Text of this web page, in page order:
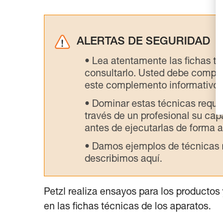
ALERTAS DE SEGURIDAD
Lea atentamente las fichas
consultarlo. Usted debe
este complemento informativo.
Dominar estas técnicas
través de un profesional su
antes de ejecutarlas de forma
Damos ejemplos de
describimos aquí.
Petzl realiza ensayos para los
en las fichas técnicas de los aparatos.